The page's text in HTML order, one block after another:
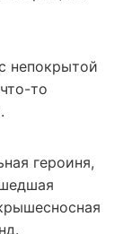
непокрытой
то
героиня,